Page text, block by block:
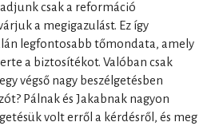
csak a reformáció
a megigazulást. Ez így
legfontosabb tőmondata, amely
a biztosítékot. Valóban csak
végső nagy beszélgetésben
Pálnak és Jakabnak nagyon
volt erről a kérdésről, és meg